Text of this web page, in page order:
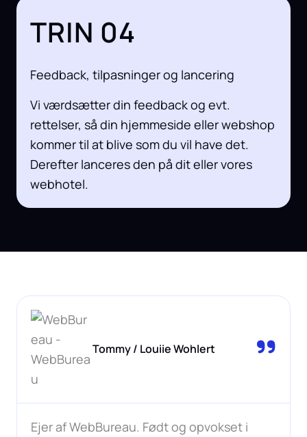
TRIN 04
Feedback, tilpasninger og lancering
Vi værdsætter din feedback og evt.
rettelser, så din hjemmeside eller webshop
kommer til at blive som du vil have det.
Derefter lanceres den på dit eller vores
webhotel.
Tommy / Louiie Wohlert
Ejer af WebBureau. Født og opvokset i